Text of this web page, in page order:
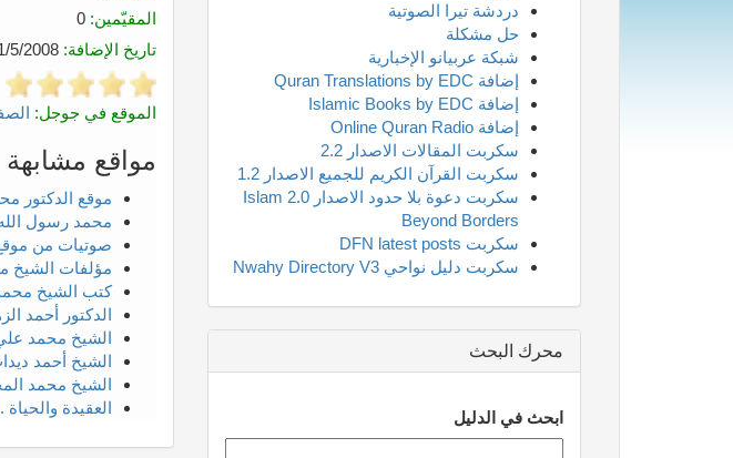
المقيّمين:
تاريخ الإضافة:
الموقع في جوجل:
مواقع مشابهة
موقع الدكتور
محمد رسول
صوتيات من
مؤلفات الشيخ
كتب الشيخ
الدكتور أحمد
الشيخ محمد
الشيخ أحمد
الشيخ محمد
العقيدة
دردشة تيرا الصوتية
حل مشكلة
شبكة عربيانو الإخبارية
إضافة Quran Translations by EDC
إضافة Islamic Books by EDC
إضافة Online Quran Radio
سكربت المقالات الاصدار 2.2
سكربت القرآن الكريم للجميع الاصدار 1.2
سكربت دعوة بلا حدود الاصدار 2.0 Islam
Beyond Borders
سكربت DFN latest posts
سكربت دليل نواحي Nwahy Directory V3
محرك البحث
ابحث في الدليل